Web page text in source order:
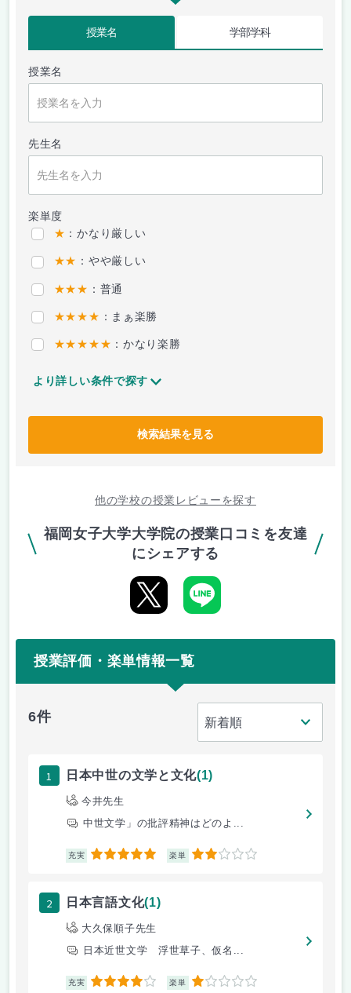
授業名 学部学科
授業名
先生名
楽単度
★ ：かなり厳しい
★★ ：やや厳しい
★★★ ：普通
★★★★ ：まぁ楽勝
★★★★★ ：かなり楽勝
より詳しい条件で探す
検索結果を見る
他の学校の授業レビューを探す
福岡女子大学大学院の授業口コミを友達
にシェアする
授業評価・楽単情報一覧
6件
1 日本中世の文学と文化(1)
今井先生
中世文学」の批評精神はどのよ...
充実 5 楽単 2
2 日本言語文化(1)
大久保順子先生
日本近世文学 浮世草子、仮名...
充実 4 楽単 1